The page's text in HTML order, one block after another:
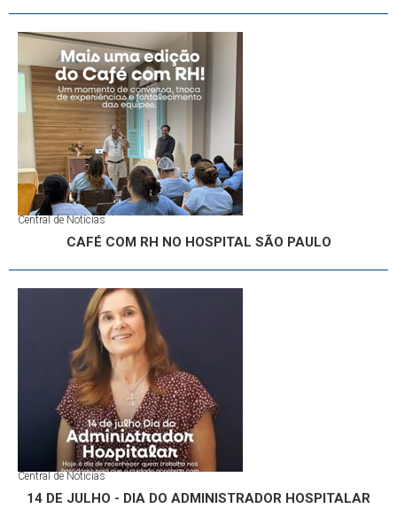
Central de Notícias
CAFÉ COM RH NO HOSPITAL SÃO PAULO
Central de Notícias
14 DE JULHO - DIA DO ADMINISTRADOR HOSPITALAR